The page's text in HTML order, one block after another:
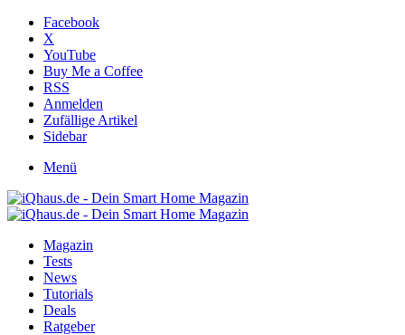
Facebook
X
YouTube
Buy Me a Coffee
RSS
Anmelden
Zufällige Artikel
Sidebar
Menü
Magazin
Tests
News
Tutorials
Deals
Ratgeber